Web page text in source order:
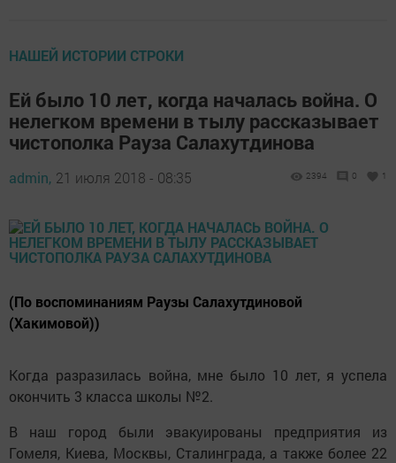
НАШЕЙ ИСТОРИИ СТРОКИ
Ей было 10 лет, когда началась война. О
нелегком времени в тылу рассказывает
чистополка Рауза Салахутдинова
admin, 21 июля 2018 - 08:35 2394 0 1
(По воспоминаниям Раузы Салахутдиновой
(Хакимовой))
Когда разразилась война, мне было 10 лет, я успела
окончить 3 класса школы №2.
В наш город были эвакуированы предприятия из
Гомеля, Киева, Мос­квы, Сталинграда, а также более 22